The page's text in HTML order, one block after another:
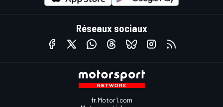
Réseaux sociaux
fr.Motor1.com